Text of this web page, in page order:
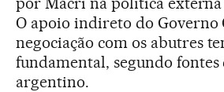
O apoio indireto do Governo
negociação com os abutres
fundamental, segundo
argentino.